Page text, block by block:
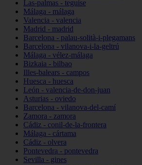
Las-palmas - teguise
Málaga - málaga
Valencia - valencia
Madrid - madrid
Barcelona - palau-solità-i-plegamans
Barcelona - vilanova-i-la-geltrú
Málaga - vélez-málaga
Bizkaia - bilbao
Illes-balears - campos
Huesca - huesca
León - valencia-de-don-juan
Asturias - oviedo
Barcelona - vilanova-del-camí
Zamora - zamora
Cádiz - conil-de-la-frontera
Málaga - cártama
Cádiz - olvera
Pontevedra - pontevedra
Sevilla - gines